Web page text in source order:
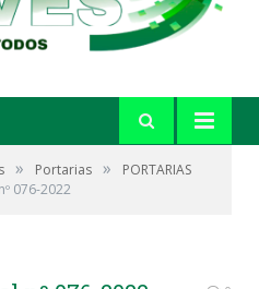
» Portarias »
PORTARIAS
076-2022